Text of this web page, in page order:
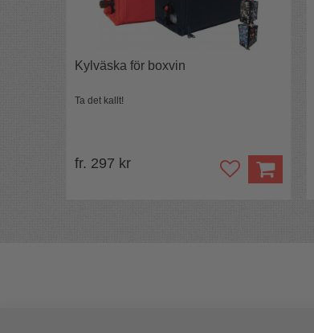
Kylväska för boxvin
Ta det kallt!
fr. 297 kr